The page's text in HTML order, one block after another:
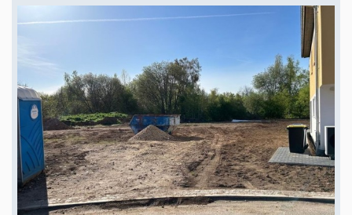
au sol, salle de bains avec équipement sanitaire complet et radiateur sèche-
serviettes, carrelage mural et au sol dans les toilettes et la salle de bains,
carrelage au sol dans la cuisine, équipement électrique de qualité avec
prises TV dans toutes les pièces à vivre, marques de renom telles que
Villeroy & Boch, Hansgrohe, Holzmeister, Rotenberg, etc. Places de
stationnement Places de stationnement : 0 ; places de garage : 0
Remarque Vos avantages sont les suivants : 1. Garantie de prix fixe et
assurance. La garantie de prix fixe comprend la construction de votre
maison, du gros œuvre à la remise des clés, conformément au cahier des
charges et au descriptif des prestations en vigueur. Une gestion de chantier
et un contrôle qualité professionnels, une assurance travaux et une
assurance incendie pour le gros œuvre, ainsi quâ?Tun test dâ?Tétanchéité
au vent (Blower Door Test) sont inclus. 2. Service de financement gratuit.
Des partenaires financiers de longue date vous proposent un plan de
financement sans engagement, adapté à vos besoins. 3. Conception
personnalisée. À partir de différents types de maisons, nous vous
proposons une conception personnalisée de tous les plans d'étage,
parfaitement adaptée à vos besoins individuels et aux possibilités
techniques du type de maison concerné. 4. Construction solide. Profitez de
la solidité des murs massifs, construits pierre par pierre, gage de sécurité,